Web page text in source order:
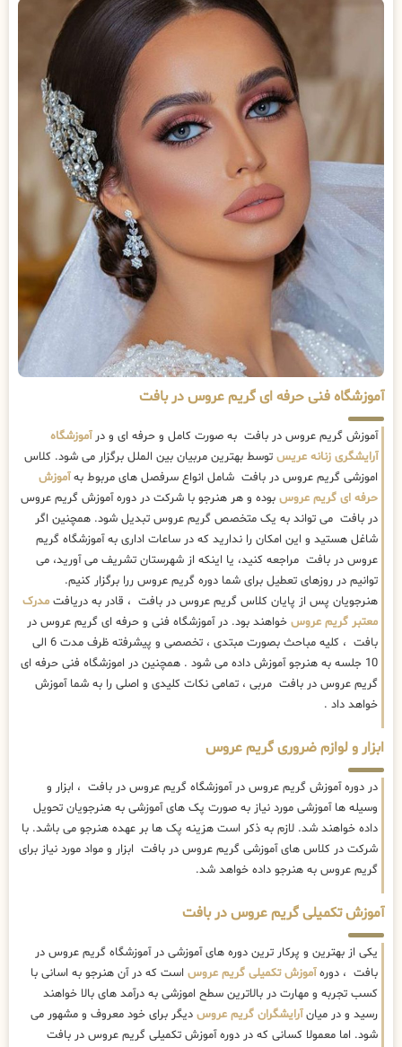
آموزشگاه فنی حرفه ای گریم عروس در بافت
آموزش گریم عروس در بافت به صورت کامل و حرفه ای و درآموزشگاه
آرایشگری زنانه عریس توسط بهترین مربیان بین الملل برگزار می شود. کلاس
اموزشی گریم عروس در بافت شامل انواع سرفصل های مربوط بهآموزش
حرفه ای گریم عروس بوده و هر هنرجو با شرکت در دوره آموزش گریم عروس
در بافت می تواند به یک متخصص گریم عروس تبدیل شود. همچنین اگر
شاغل هستید و این امکان را ندارید که در ساعات اداری به آموزشگاه گریم
عروس در بافت مراجعه کنید، یا اینکه از شهرستان تشریف می آورید، می
توانیم در روزهای تعطیل برای شما دوره گریم عروس ررا برگزار کنیم.
هنرجویان پس از پایان کلاس گریم عروس در بافت ، قادر به دریافت مدرک
معتبر گریم عروس خواهند بود. در آموزشگاه فنی و حرفه ای گریم عروس در
بافت ، کلیه مباحث بصورت مبتدی ، تخصصی و پیشرفته ظرف مدت 6 الی
10 جلسه به هنرجو آموزش داده می شود . همچنین در اموزشگاه فنی حرفه ای
گریم عروس در بافت مربی ، تمامی نکات کلیدی و اصلی را به شما آموزش
خواهد داد .
ابزار و لوازم ضروری گریم عروس
در دوره آموزش گریم عروس در آموزشگاه گریم عروس در بافت ، ابزار و
وسیله ها آموزشی مورد نیاز به صورت پک های آموزشی به هنرجویان تحویل
داده خواهند شد. لازم به ذکر است هزینه پک ها بر عهده هنرجو می باشد. با
شرکت در کلاس های آموزشی گریم عروس در بافت ابزار و مواد مورد نیاز برای
گریم عروس به هنرجو داده خواهد شد.
آموزش تکمیلی گریم عروس در بافت
یکی از بهترین و پرکار ترین دوره های آموزشی در آموزشگاه گریم عروس در
بافت ، دورهآموزش تکمیلی گریم عروس است که در آن هنرجو به اسانی با
کسب تجربه و مهارت در بالاترین سطح اموزشی به درآمد های بالا خواهند
رسید و در میانآرایشگران گریم عروس دیگر برای خود معروف و مشهور می
شود. اما معمولا کسانی که در دوره آموزش تکمیلی گریم عروس در بافت